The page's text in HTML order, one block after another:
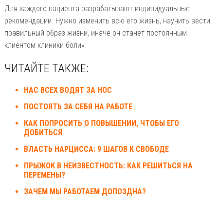
Для каждого пациента разрабатывают индивидуальные
рекомендации. Нужно изменить всю его жизнь, научить вести
правильный образ жизни, иначе он станет постоянным
клиентом клиники боли».
ЧИТАЙТЕ ТАКЖЕ:
НАС ВСЕХ ВОДЯТ ЗА НОС
ПОСТОЯТЬ ЗА СЕБЯ НА РАБОТЕ
КАК ПОПРОСИТЬ О ПОВЫШЕНИИ, ЧТОБЫ ЕГО
ДОБИТЬСЯ
ВЛАСТЬ НАРЦИССА: 9 ШАГОВ К СВОБОДЕ
ПРЫЖОК В НЕИЗВЕСТНОСТЬ: КАК РЕШИТЬСЯ НА
ПЕРЕМЕНЫ?
ЗАЧЕМ МЫ РАБОТАЕМ ДОПОЗДНА?